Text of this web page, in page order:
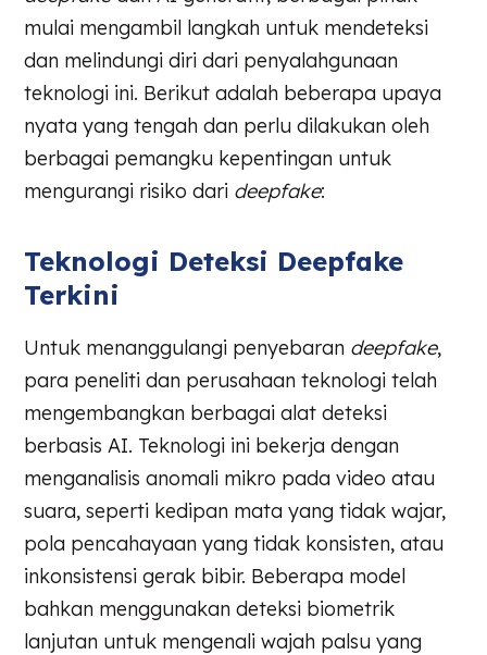
mulai mengambil langkah untuk mendeteksi
dan melindungi diri dari penyalahgunaan
teknologi ini. Berikut adalah beberapa upaya
nyata yang tengah dan perlu dilakukan oleh
berbagai pemangku kepentingan untuk
mengurangi risiko dari deepfake:
Teknologi Deteksi Deepfake
Terkini
Untuk menanggulangi penyebaran deepfake,
para peneliti dan perusahaan teknologi telah
mengembangkan berbagai alat deteksi
berbasis AI. Teknologi ini bekerja dengan
menganalisis anomali mikro pada video atau
suara, seperti kedipan mata yang tidak wajar,
pola pencahayaan yang tidak konsisten, atau
inkonsistensi gerak bibir. Beberapa model
bahkan menggunakan deteksi biometrik
lanjutan untuk mengenali wajah palsu yang